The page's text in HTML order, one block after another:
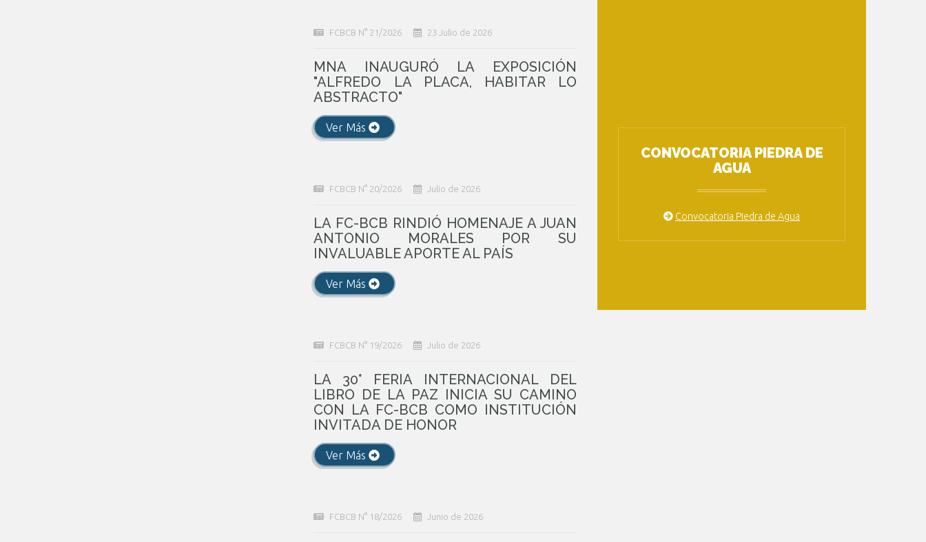
FCBCB N° 21/2026 23 Julio de 2026
MNA INAUGURÓ LA EXPOSICIÓN
"ALFREDO LA PLACA, HABITAR LO
ABSTRACTO"
Ver Más
FCBCB N° 20/2026 Julio de 2026
LA FC-BCB RINDIÓ HOMENAJE A JUAN
ANTONIO MORALES POR SU
INVALUABLE APORTE AL PAÍS
Ver Más
FCBCB N° 19/2026 Julio de 2026
LA 30° FERIA INTERNACIONAL DEL
LIBRO DE LA PAZ INICIA SU CAMINO
CON LA FC-BCB COMO INSTITUCIÓN
INVITADA DE HONOR
Ver Más
FCBCB N° 18/2026 Junio de 2026
CONVOCATORIA PIEDRA DE
AGUA
Convocatoria Piedra de Agua